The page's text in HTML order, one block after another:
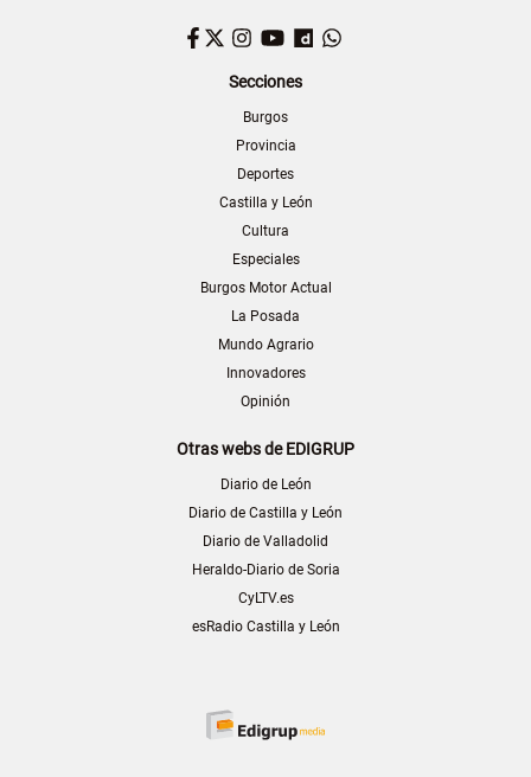
Facebook
TwitterInstagram
YouTubeDailymotion
Secciones
Burgos
Provincia
Deportes
Castilla y León
Cultura
Especiales
Burgos Motor Actual
La Posada
Mundo Agrario
Innovadores
Opinión
Otras webs de EDIGRUP
Diario de León
Diario de Castilla y León
Diario de Valladolid
Heraldo-Diario de Soria
CyLTV.es
esRadio Castilla y León